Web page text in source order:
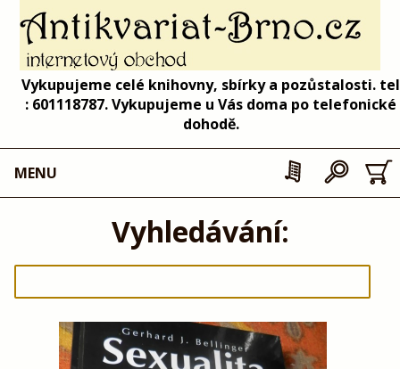
Vykupujeme celé knihovny, sbírky a pozůstalosti. tel
: 601118787. Vykupujeme u Vás doma po telefonické
dohodě.
MENU
Vyhledávání: